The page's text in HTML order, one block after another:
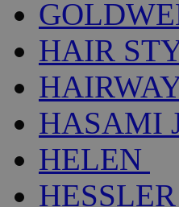
HAIR
HASAMI
HELEN
HESSLER